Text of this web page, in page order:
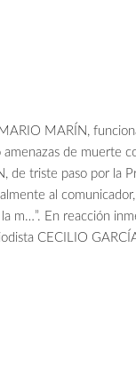
MARÍN,
de muerte
de triste paso por la
al
m…”. En reacción
CECILIO